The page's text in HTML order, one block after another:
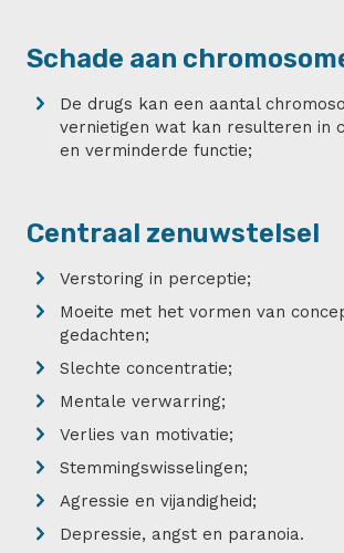
Schade aan
De drugs kan een aantal
vernietigen wat kan resulteren in
en verminderde functie;
Centraal zenuwstelsel
Verstoring in perceptie;
Moeite met het vormen van
gedachten;
Slechte concentratie;
Mentale verwarring;
Verlies van motivatie;
Stemmingswisselingen;
Agressie en vijandigheid;
Depressie, angst en paranoia.